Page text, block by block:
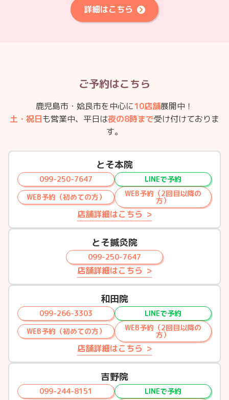
詳細はこちら
ご予約はこちら
鹿児島市・姶良市を中心に10店舗展開中！
土・祝日も営業中、平日は夜の8時まで受け付けておりま
す。
とそ本院
099-250-7647
LINEで予約
WEB予約（初めての方）
WEB予約（2回目以降の
方）
店舗詳細はこちら
とそ鍼灸院
099-250-7647
店舗詳細はこちら
和田院
099-266-3303
LINEで予約
WEB予約（初めての方）
WEB予約（2回目以降の
方）
店舗詳細はこちら
吉野院
099-244-8151
LINEで予約